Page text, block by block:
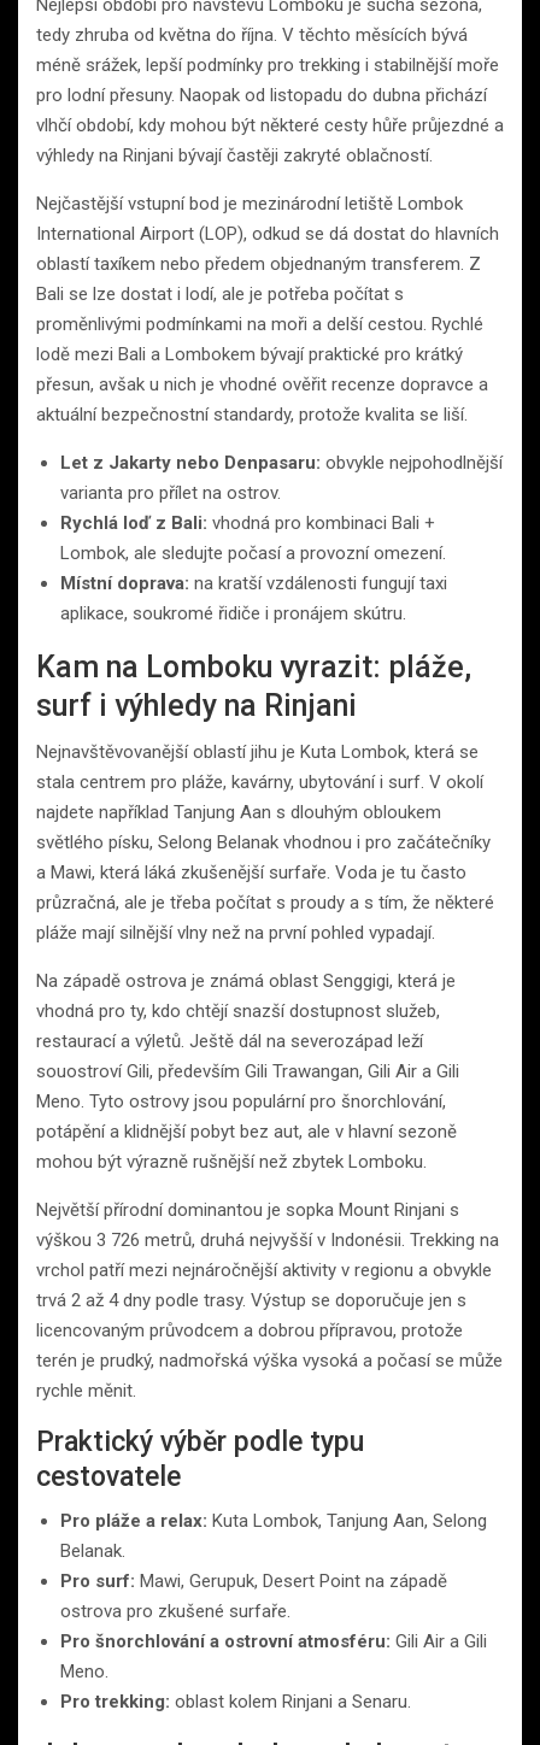
Nejlepší období pro návštěvu Lomboku je suchá sezona,
tedy zhruba od května do října. V těchto měsících bývá
méně srážek, lepší podmínky pro trekking i stabilnější moře
pro lodní přesuny. Naopak od listopadu do dubna přichází
vlhčí období, kdy mohou být některé cesty hůře průjezdné a
výhledy na Rinjani bývají častěji zakryté oblačností.
Nejčastější vstupní bod je mezinárodní letiště Lombok
International Airport (LOP), odkud se dá dostat do hlavních
oblastí taxíkem nebo předem objednaným transferem. Z
Bali se lze dostat i lodí, ale je potřeba počítat s
proměnlivými podmínkami na moři a delší cestou. Rychlé
lodě mezi Bali a Lombokem bývají praktické pro krátký
přesun, avšak u nich je vhodné ověřit recenze dopravce a
aktuální bezpečnostní standardy, protože kvalita se liší.
Let z Jakarty nebo Denpasaru: obvykle nejpohodlnější
varianta pro přílet na ostrov.
Rychlá loď z Bali: vhodná pro kombinaci Bali +
Lombok, ale sledujte počasí a provozní omezení.
Místní doprava: na kratší vzdálenosti fungují taxi
aplikace, soukromé řidiče i pronájem skútru.
Kam na Lomboku vyrazit: pláže,
surf i výhledy na Rinjani
Nejnavštěvovanější oblastí jihu je Kuta Lombok, která se
stala centrem pro pláže, kavárny, ubytování i surf. V okolí
najdete například Tanjung Aan s dlouhým obloukem
světlého písku, Selong Belanak vhodnou i pro začátečníky
a Mawi, která láká zkušenější surfaře. Voda je tu často
průzračná, ale je třeba počítat s proudy a s tím, že některé
pláže mají silnější vlny než na první pohled vypadají.
Na západě ostrova je známá oblast Senggigi, která je
vhodná pro ty, kdo chtějí snazší dostupnost služeb,
restaurací a výletů. Ještě dál na severozápad leží
souostroví Gili, především Gili Trawangan, Gili Air a Gili
Meno. Tyto ostrovy jsou populární pro šnorchlování,
potápění a klidnější pobyt bez aut, ale v hlavní sezoně
mohou být výrazně rušnější než zbytek Lomboku.
Největší přírodní dominantou je sopka Mount Rinjani s
výškou 3 726 metrů, druhá nejvyšší v Indonésii. Trekking na
vrchol patří mezi nejnáročnější aktivity v regionu a obvykle
trvá 2 až 4 dny podle trasy. Výstup se doporučuje jen s
licencovaným průvodcem a dobrou přípravou, protože
terén je prudký, nadmořská výška vysoká a počasí se může
rychle měnit.
Praktický výběr podle typu
cestovatele
Pro pláže a relax: Kuta Lombok, Tanjung Aan, Selong
Belanak.
Pro surf: Mawi, Gerupuk, Desert Point na západě
ostrova pro zkušené surfaře.
Pro šnorchlování a ostrovní atmosféru: Gili Air a Gili
Meno.
Pro trekking: oblast kolem Rinjani a Senaru.